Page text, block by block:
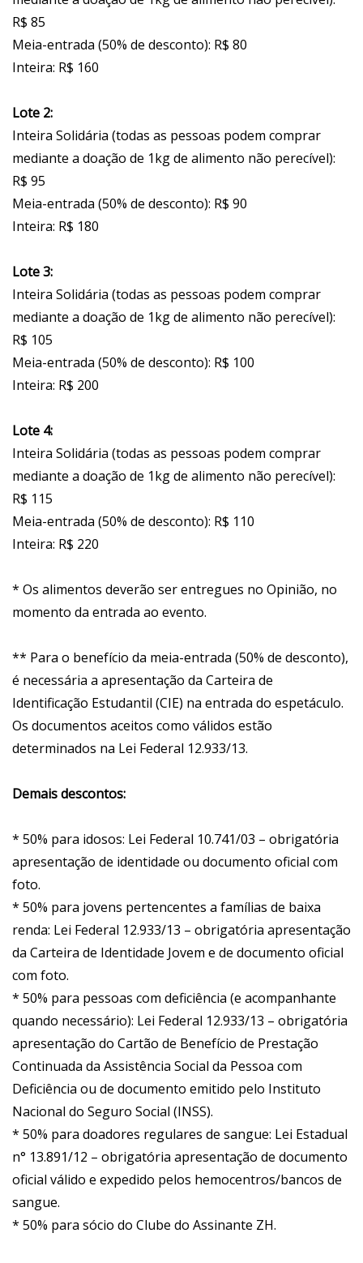
R$ 85
Meia-entrada (50% de desconto): R$ 80
Inteira: R$ 160
Lote 2:
Inteira Solidária (todas as pessoas podem comprar
mediante a doação de 1kg de alimento não perecível):
R$ 95
Meia-entrada (50% de desconto): R$ 90
Inteira: R$ 180
Lote 3:
Inteira Solidária (todas as pessoas podem comprar
mediante a doação de 1kg de alimento não perecível):
R$ 105
Meia-entrada (50% de desconto): R$ 100
Inteira: R$ 200
Lote 4:
Inteira Solidária (todas as pessoas podem comprar
mediante a doação de 1kg de alimento não perecível):
R$ 115
Meia-entrada (50% de desconto): R$ 110
Inteira: R$ 220
* Os alimentos deverão ser entregues no Opinião, no
momento da entrada ao evento.
** Para o benefício da meia-entrada (50% de desconto),
é necessária a apresentação da Carteira de
Identificação Estudantil (CIE) na entrada do espetáculo.
Os documentos aceitos como válidos estão
determinados na Lei Federal 12.933/13.
Demais descontos:
* 50% para idosos: Lei Federal 10.741/03 – obrigatória
apresentação de identidade ou documento oficial com
foto.
* 50% para jovens pertencentes a famílias de baixa
renda: Lei Federal 12.933/13 – obrigatória apresentação
da Carteira de Identidade Jovem e de documento oficial
com foto.
* 50% para pessoas com deficiência (e acompanhante
quando necessário): Lei Federal 12.933/13 – obrigatória
apresentação do Cartão de Benefício de Prestação
Continuada da Assistência Social da Pessoa com
Deficiência ou de documento emitido pelo Instituto
Nacional do Seguro Social (INSS).
* 50% para doadores regulares de sangue: Lei Estadual
n° 13.891/12 – obrigatória apresentação de documento
oficial válido e expedido pelos hemocentros/bancos de
sangue.
* 50% para sócio do Clube do Assinante ZH.